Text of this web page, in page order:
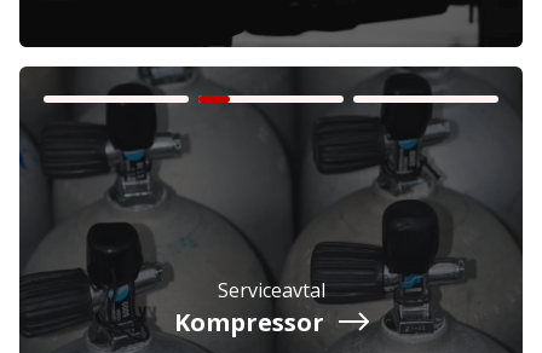
Företag Exkl. moms
Privatperson Inkl. moms
Serviceavtal
Kompressor